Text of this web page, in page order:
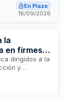
ejecución. La
permitiendo
a sus
En Plazo
18/09/2026
la
en firmes
dirigidos a la
y
El